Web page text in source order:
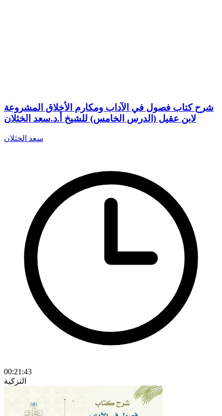
شرح كتاب فصول في الآداب ومكارم الأخلاق المشروعة
لابن عقيل (الدرس الخامس) للشيخ أ.د.سعد الخثلان
سعد الخثلان
00:21:43
التزكية